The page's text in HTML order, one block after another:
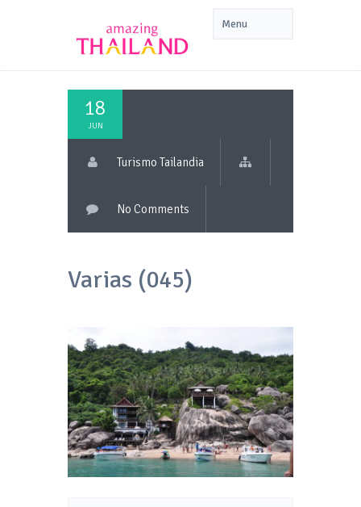
18
JUN
Turismo Tailandia
No Comments
Varias (045)